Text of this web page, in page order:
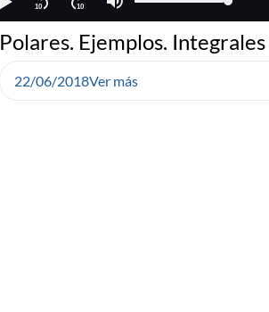
Polares. Ejemplos.
22/06/2018Ver más